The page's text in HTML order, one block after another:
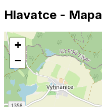
Hlavatce - Mapa
+
−